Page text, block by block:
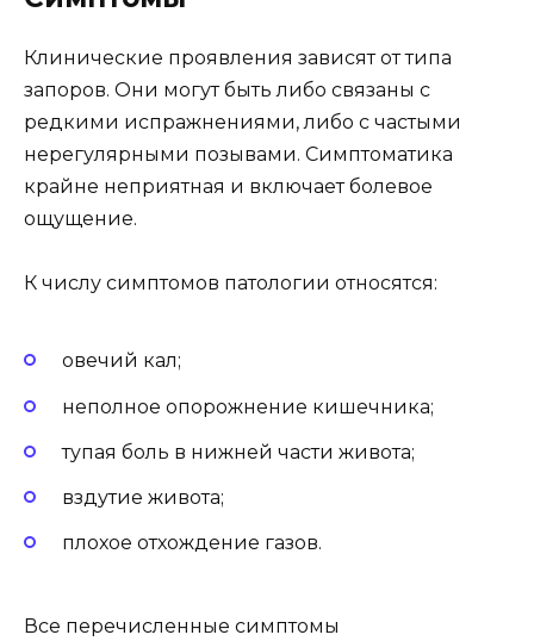
Клинические проявления зависят от типа
запоров. Они могут быть либо связаны с
редкими испражнениями, либо с частыми
нерегулярными позывами. Симптоматика
крайне неприятная и включает болевое
ощущение.
К числу симптомов патологии относятся:
овечий кал;
неполное опорожнение кишечника;
тупая боль в нижней части живота;
вздутие живота;
плохое отхождение газов.
Все перечисленные симптомы